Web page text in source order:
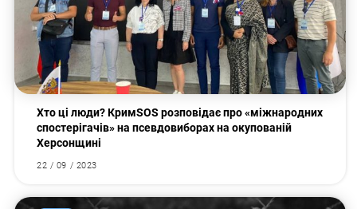
Искать:
Хто ці люди? КримSOS розповідає про «міжнародних
спостерігачів» на псевдовиборах на окупованій
Херсонщині
22 / 09 / 2023